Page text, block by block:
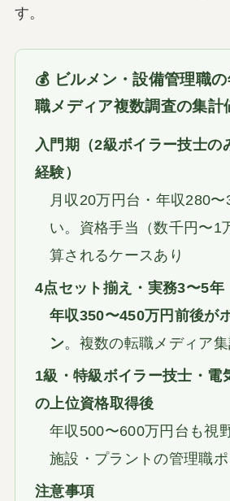
す。
💰 ビルメン・設備管理職
職メディア複数調査の集計
入門期（2級ボイラー技士の
経験）
月収20万円台・年収280
い。資格手当（数千円〜1
算されるケースあり
4点セット揃え・実務3〜5年
年収350〜450万円前後が
ン。複数の転職メディア
1級・特級ボイラー技士・電
の上位資格取得後
年収500〜600万円台も視
施設・プラントの管理職
注意事項